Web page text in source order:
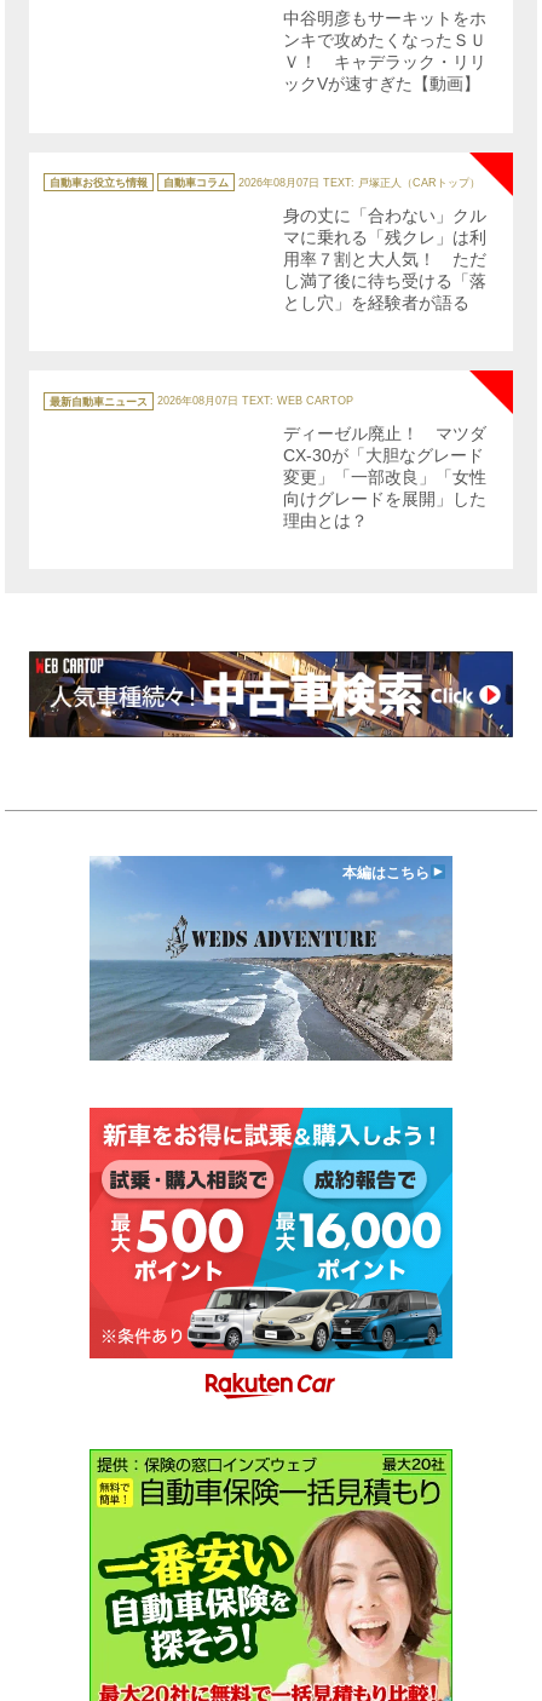
中谷明彦もサーキットをホ
ンキで攻めたくなったＳＵ
Ｖ！ キャデラック・リリ
ックVが速すぎた【動画】
テ
ゴ
自動車お役立ち情報 自動車コラム 2026年08月07日 TEXT: 戸塚正人（CARトップ）
身の丈に「合わない」クル
マに乗れる「残クレ」は利
用率７割と大人気！ ただ
し満了後に待ち受ける「落
とし穴」を経験者が語る
テ
ゴ
最新自動車ニュース 2026年08月07日 TEXT: WEB CARTOP
ディーゼル廃止！ マツダ
CX-30が「大胆なグレード
変更」「一部改良」「女性
向けグレードを展開」した
理由とは？
本編はこちら